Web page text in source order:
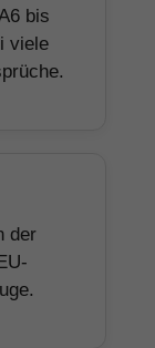
bis
viele
der